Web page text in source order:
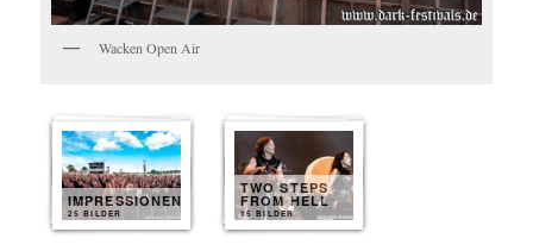
Wacken Open Air
IMPRESSIONEN
25 BILDER
TWO STEPS
FROM HELL
15 BILDER